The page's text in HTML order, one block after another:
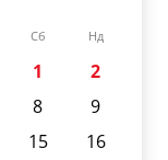
Сб Нд
1
2
8
9
15
16